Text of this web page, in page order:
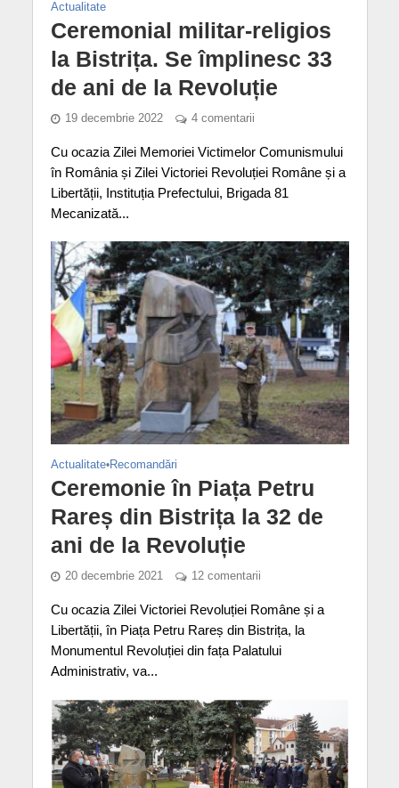
Actualitate
Ceremonial militar-religios
la Bistrița. Se împlinesc 33
de ani de la Revoluție
19 decembrie 2022 4 comentarii
Cu ocazia Zilei Memoriei Victimelor Comunismului
în România și Zilei Victoriei Revoluției Române și a
Libertății, Instituția Prefectului, Brigada 81
Mecanizată...
Actualitate•Recomandări
Ceremonie în Piața Petru
Rareș din Bistrița la 32 de
ani de la Revoluție
20 decembrie 2021 12 comentarii
Cu ocazia Zilei Victoriei Revoluției Române și a
Libertății, în Piața Petru Rareș din Bistrița, la
Monumentul Revoluției din fața Palatului
Administrativ, va...